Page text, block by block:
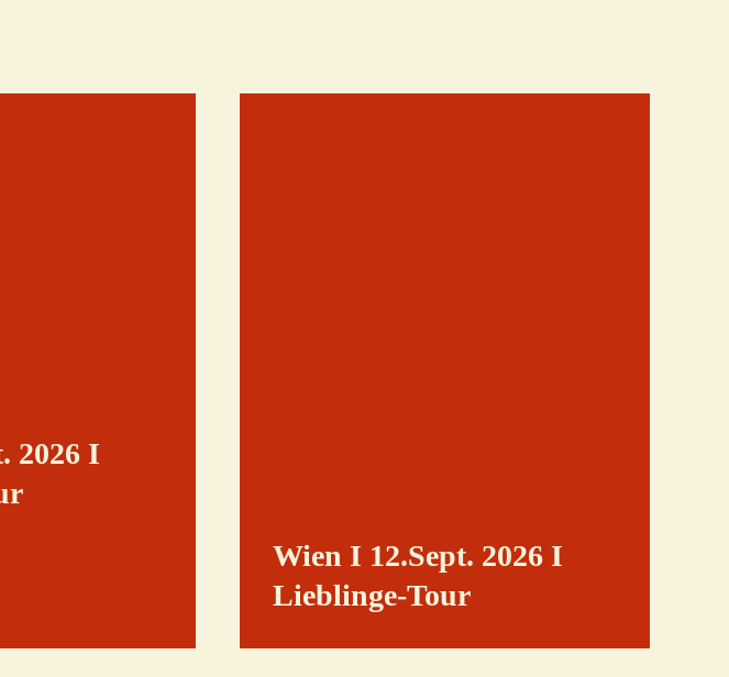
2026 I
Wien I 12.Sept. 2026 I
Lieblinge-Tour